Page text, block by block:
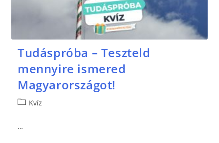
Tudáspróba – Teszteld
mennyire ismered
Magyarországot!
Kvíz
…